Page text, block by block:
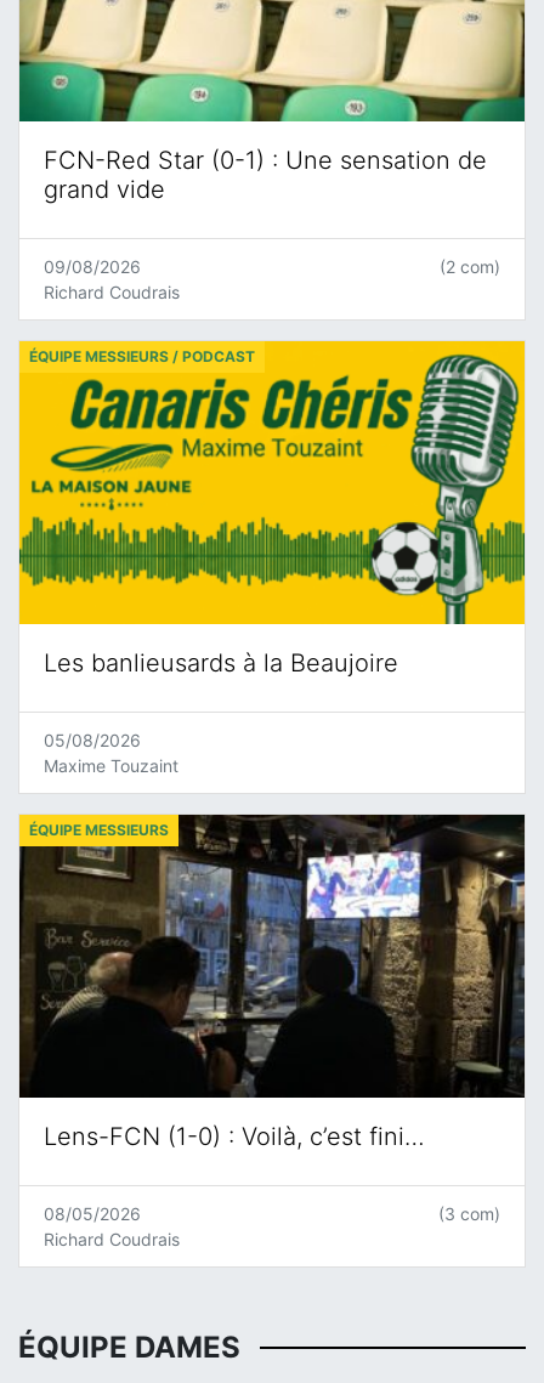
FCN-Red Star (0-1) : Une sensation de
grand vide
09/08/2026
Richard Coudrais
(2 com)
Les banlieusards à la Beaujoire
ÉQUIPE MESSIEURS / PODCAST
05/08/2026
Maxime Touzaint
Lens-FCN (1-0) : Voilà, c’est fini…
ÉQUIPE MESSIEURS
08/05/2026
Richard Coudrais
(3 com)
ÉQUIPE DAMES